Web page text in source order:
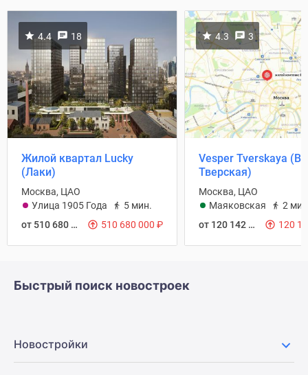
4.4 18
Жилой квартал Lucky
(Лаки)
Москва, ЦАО
Улица 1905 Года
5 мин.
от 510 680 000
₽ 510 680 000 ₽
4.3 3
Vesper Tverskaya
Тверская)
Москва, ЦАО
Маяковская
2
от 120 142 582
₽ 120
Быстрый поиск новостроек
Новостройки